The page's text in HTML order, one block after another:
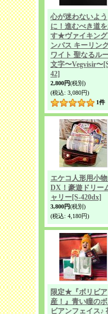
心が迷わないよう
に！進むべき道
す★ヴァイキング
ンパス キーリン
ワイト 聖なるル
文字〜Vegvisir〜
42]
2,800円(税別)
(税込: 3,080円)
1件
エケコ人形用小
DX！豪遊ドリー
ャリー[S-420dx]
3,800円(税別)
(税込: 4,180円)
限定★『ボリビア
産！』青い瞳のボ
ビアンフェイス♪